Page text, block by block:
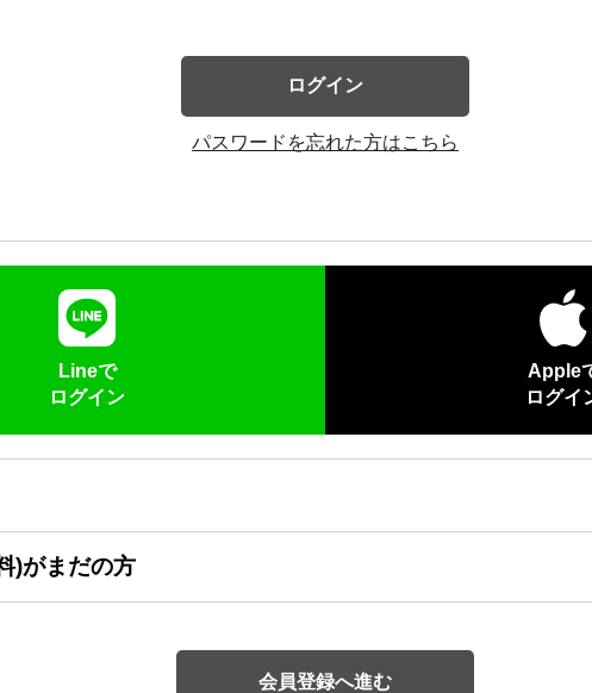
ログイン
パスワードを忘れた方はこちら
Lineで
ログイン
Apple
ログイ
)がまだの方
会員登録へ進む